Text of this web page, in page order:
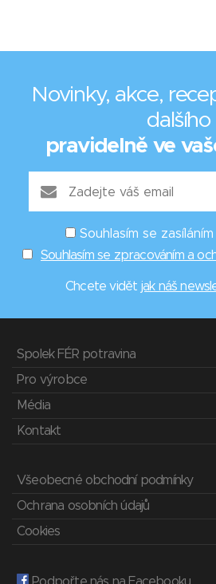
Novinky, akce,
dalšího
pravidelně ve
Souhlasím se
Souhlasím se zpracováním a
Chcete vidět jak náš
Spolek FÉR potravina
Pro výrobce
Média
Kontakt
Všeobecné obchodní podmínky
Ochrana osobních údajů
Cookies